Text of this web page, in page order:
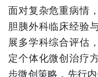
面对复杂危重病情
胆胰外科临床经验
展多学科综合评估
定个体化微创治疗
步微创策略，先行